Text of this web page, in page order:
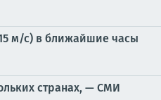
м/с) в ближайшие часы
странах, — СМИ